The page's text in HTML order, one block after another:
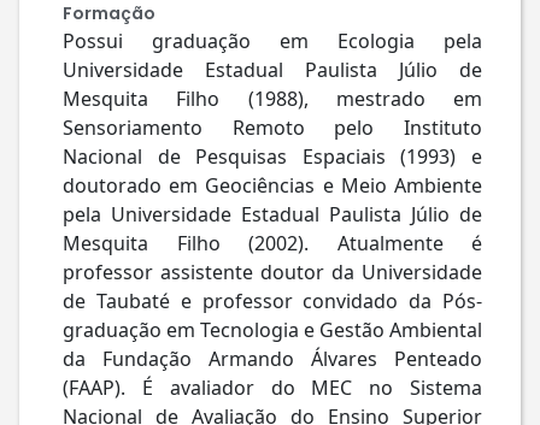
Formação
Possui graduação em Ecologia pela
Universidade Estadual Paulista Júlio de
Mesquita Filho (1988), mestrado em
Sensoriamento Remoto pelo Instituto
Nacional de Pesquisas Espaciais (1993) e
doutorado em Geociências e Meio Ambiente
pela Universidade Estadual Paulista Júlio de
Mesquita Filho (2002). Atualmente é
professor assistente doutor da Universidade
de Taubaté e professor convidado da Pós-
graduação em Tecnologia e Gestão Ambiental
da Fundação Armando Álvares Penteado
(FAAP). É avaliador do MEC no Sistema
Nacional de Avaliação do Ensino Superior